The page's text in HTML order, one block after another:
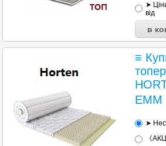
➤
від
≡
ЕММ
➤
《